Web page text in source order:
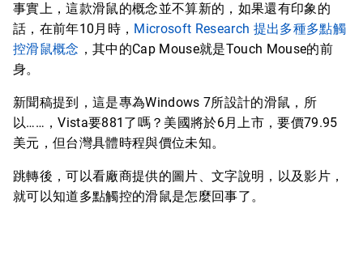
事實上，這款滑鼠的概念並不算新的，如果還有印象的
話，在前年10月時， Microsoft Research 提出多種多點觸
控滑鼠概念 ，其中的Cap Mouse就是Touch Mouse的前
身。
新聞稿提到，這是專為Windows 7所設計的滑鼠，所
以……，Vista要881了嗎？美國將於6月上市，要價79.95
美元，但台灣具體時程與價位未知。
跳轉後，可以看廠商提供的圖片、文字說明，以及影片，
就可以知道多點觸控的滑鼠是怎麼回事了。